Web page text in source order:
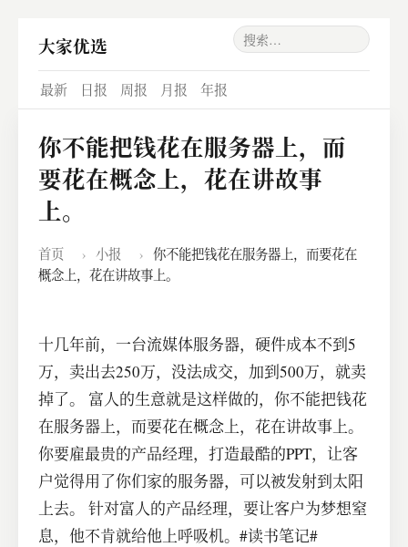
大家优选
最新 日报 周报 月报 年报
你不能把钱花在服务器上，而
要花在概念上，花在讲故事
上。
首页 › 小报 ›
你不能把钱花在服务器上，而要花在
概念上，花在讲故事上。
十几年前，一台流媒体服务器，硬件成本不到5
万，卖出去250万，没法成交，加到500万，就卖
掉了。 富人的生意就是这样做的，你不能把钱花
在服务器上，而要花在概念上，花在讲故事上。
你要雇最贵的产品经理，打造最酷的PPT，让客
户觉得用了你们家的服务器，可以被发射到太阳
上去。 针对富人的产品经理，要让客户为梦想窒
息，他不肯就给他上呼吸机。#读书笔记#